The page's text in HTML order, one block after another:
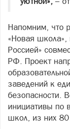
Напомним, что
«Новая школа»,
Россией»
РФ. Проект
заведений к
безопасности.
инициативы по
школ, из них